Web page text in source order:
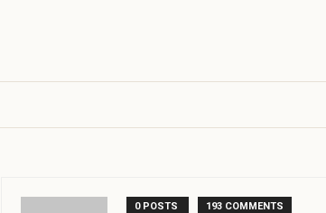
0 POSTS 193 COMMENTS